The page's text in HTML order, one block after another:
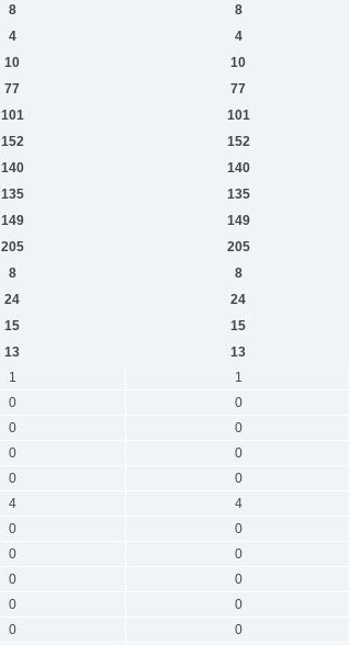
8 8
4 4
10 10
77 77
101 101
152 152
140 140
135 135
149 149
205 205
8 8
24 24
15 15
13 13
1 1
0 0
0 0
0 0
0 0
4 4
0 0
0 0
0 0
0 0
0 0